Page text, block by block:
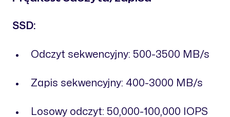
SSD:
Odczyt sekwencyjny: 500-3500 MB/s
Zapis sekwencyjny: 400-3000 MB/s
Losowy odczyt: 50,000-100,000 IOPS